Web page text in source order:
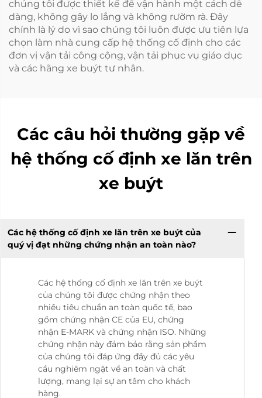
chúng tôi được thiết kế để vận hành một cách dễ
dàng, không gây lo lắng và không rườm rà. Đây
chính là lý do vì sao chúng tôi luôn được ưu tiên lựa
chọn làm nhà cung cấp hệ thống cố định cho các
đơn vị vận tải công cộng, vận tải phục vụ giáo dục
và các hãng xe buýt tư nhân.
Các câu hỏi thường gặp về
hệ thống cố định xe lăn trên
xe buýt
Các hệ thống cố định xe lăn trên xe buýt của
quý vị đạt những chứng nhận an toàn nào?
Các hệ thống cố định xe lăn trên xe buýt
của chúng tôi được chứng nhận theo
nhiều tiêu chuẩn an toàn quốc tế, bao
gồm chứng nhận CE của EU, chứng
nhận E-MARK và chứng nhận ISO. Những
chứng nhận này đảm bảo rằng sản phẩm
của chúng tôi đáp ứng đầy đủ các yêu
cầu nghiêm ngặt về an toàn và chất
lượng, mang lại sự an tâm cho khách
hàng.